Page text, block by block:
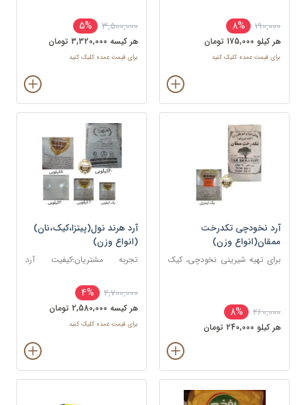
190,000
8%
هر کيلو 175,000 تومان
برای قیمت عمده کلیک کنید
3,500,000
5%
هر کيسه 3,320,000 تومان
برای قیمت عمده کلیک کنید
آرد نخودچی تکدرخت
ممقان(انواع وزن)
برای تهیه شیرینی نخودچی، کیک
260,000
8%
هر کيلو 240,000 تومان
آرد هرند نول(پیتزا،کیک،نان)
(انواع وزن)
تجربه مشتریان؛کیفیت آرد
و باهمان قیمت
2,700,000
4%
هر کيسه 2,580,000 تومان
برای قیمت عمده کلیک کنید